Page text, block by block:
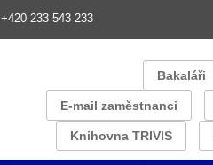
+420 233 543 233
Bakaláři
E-mail zaměstnanci
Knihovna TRIVIS